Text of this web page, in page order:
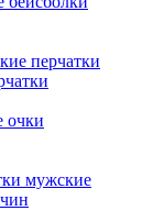
перчатки
очки
мужские